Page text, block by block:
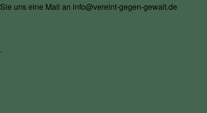
uns eine Mail an info@vereint-gegen-gewalt.de